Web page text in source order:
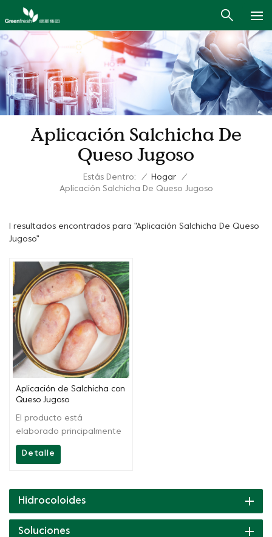
Aplicación Salchicha De
Queso Jugoso
Estás Dentro: / Hogar
/
Aplicación Salchicha De Queso Jugoso
1 resultados encontrados para "Aplicación Salchicha De Queso
Jugoso"
Aplicación de Salchicha con
Queso Jugoso
El producto está
elaborado principalmente
a partir de carragenano y
otros coloides naturales
gelificación, espesamiento,
de agua, tiene una fuerte
Detalle
Hidrocoloides
Soluciones